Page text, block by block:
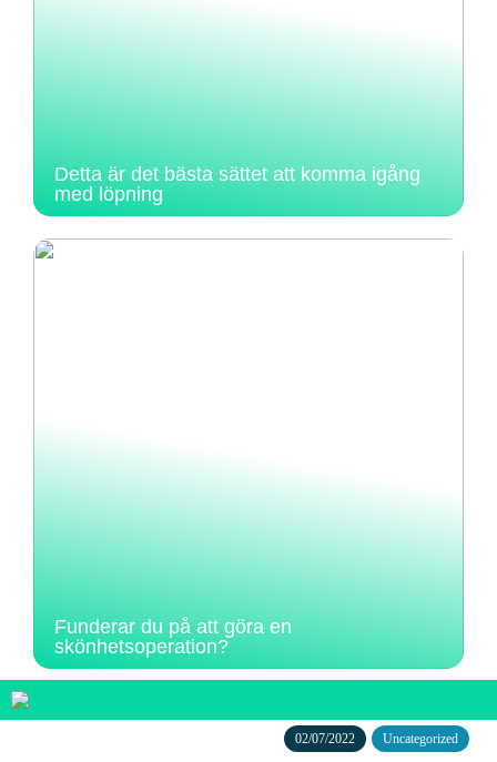
Detta är det bästa sättet att komma igång
med löpning
Funderar du på att göra en
skönhetsoperation?
02/07/2022 Uncategorized